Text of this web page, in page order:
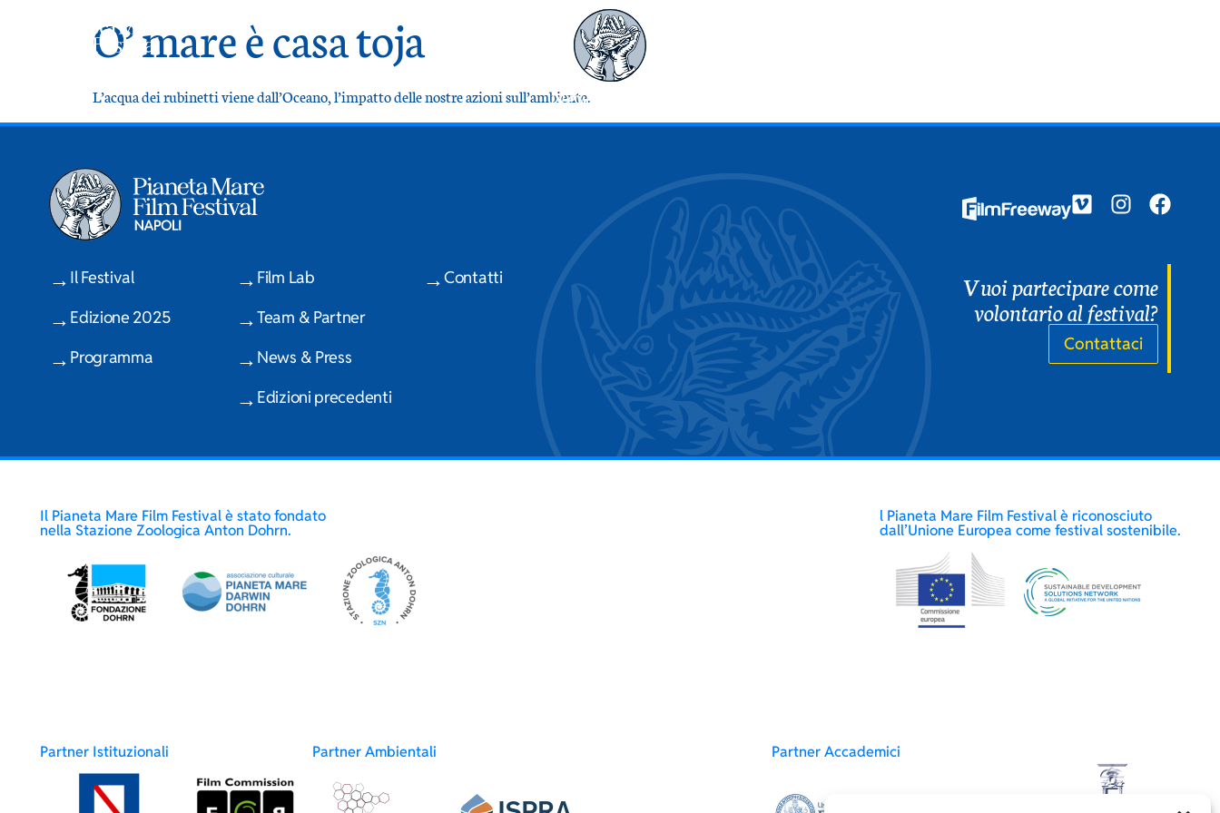
News & Press
O’ mare è casa toja
L’acqua dei rubinetti viene dall’Oceano, l’impatto delle nostre azioni sull’ambiente.
Il Festival
Edizione 2025
Programma
Film Lab
Team & Partner
News & Press
Edizioni precedenti
Contatti Vuoi partecipare come
volontario al festival?
Contattaci
Il Pianeta Mare Film Festival è stato fondato
nella Stazione Zoologica Anton Dohrn.
l Pianeta Mare Film Festival è riconosciuto
dall’Unione Europea come festival sostenibile.
Partner Istituzionali Partner Ambientali Partner Accademici